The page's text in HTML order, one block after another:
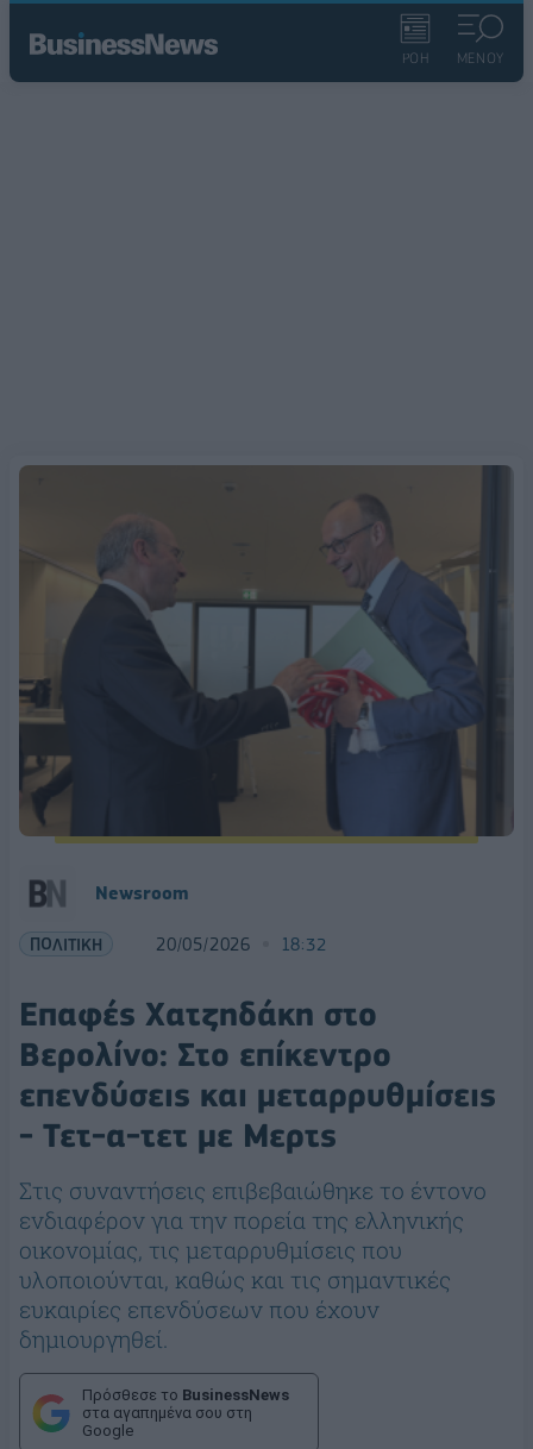
ΡΟΗ ΜΕΝΟΥ
Newsroom
ΠΟΛΙΤΙΚΗ 20/05/2026 18:32
Επαφές Χατζηδάκη στο
Βερολίνο: Στο επίκεντρο
επενδύσεις και μεταρρυθμίσεις
- Τετ-α-τετ με Μερτς
Στις συναντήσεις επιβεβαιώθηκε το έντονο
ενδιαφέρον για την πορεία της ελληνικής
οικονομίας, τις μεταρρυθμίσεις που
υλοποιούνται, καθώς και τις σημαντικές
ευκαιρίες επενδύσεων που έχουν
δημιουργηθεί.
Πρόσθεσε το BusinessNews
στα αγαπημένα σου στη
Google